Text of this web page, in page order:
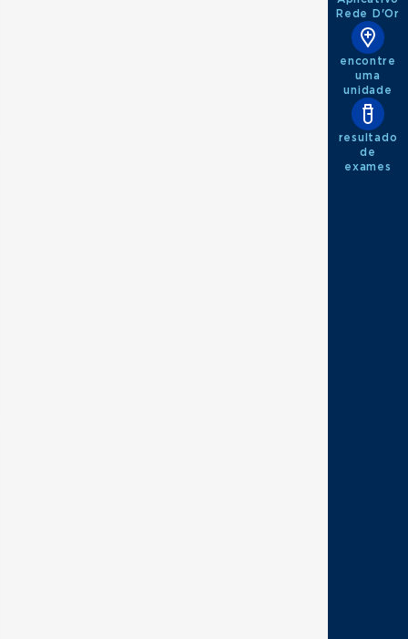
Rede D'Or
encontre
uma
unidade
resultado
de
exames